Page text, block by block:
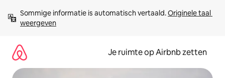
direct
naar
Sommige informatie is automatisch vertaald. Originele taal
weergeven
Je ruimte op Airbnb zetten